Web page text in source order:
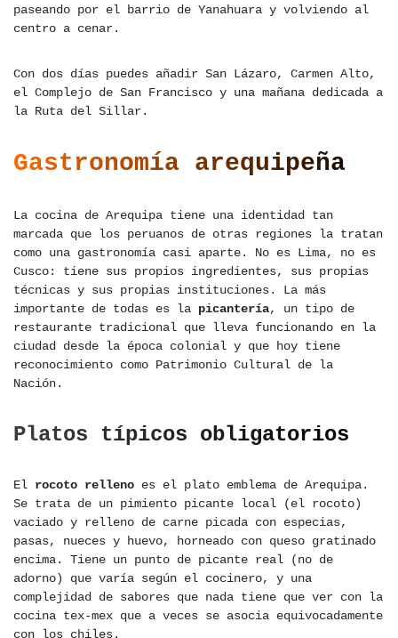
paseando por el barrio de Yanahuara y volviendo al
centro a cenar.
Con dos días puedes añadir San Lázaro, Carmen Alto,
el Complejo de San Francisco y una mañana dedicada a
la Ruta del Sillar.
Gastronomía arequipeña
La cocina de Arequipa tiene una identidad tan
marcada que los peruanos de otras regiones la tratan
como una gastronomía casi aparte. No es Lima, no es
Cusco: tiene sus propios ingredientes, sus propias
técnicas y sus propias instituciones. La más
importante de todas es la picantería, un tipo de
restaurante tradicional que lleva funcionando en la
ciudad desde la época colonial y que hoy tiene
reconocimiento como Patrimonio Cultural de la
Nación.
Platos típicos obligatorios
El rocoto relleno es el plato emblema de Arequipa.
Se trata de un pimiento picante local (el rocoto)
vaciado y relleno de carne picada con especias,
pasas, nueces y huevo, horneado con queso gratinado
encima. Tiene un punto de picante real (no de
adorno) que varía según el cocinero, y una
complejidad de sabores que nada tiene que ver con la
cocina tex-mex que a veces se asocia equivocadamente
con los chiles.